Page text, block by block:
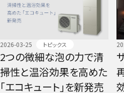
2026-03-25 トピックス
2つの微細な泡の力で清
掃性と温浴効果を高めた
「エコキュート」を新発売